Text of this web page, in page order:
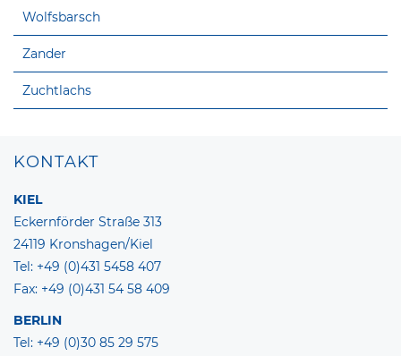
Wolfsbarsch
Zander
Zuchtlachs
KONTAKT
KIEL
Eckernförder Straße 313
24119 Kronshagen/Kiel
Tel: +49 (0)431 5458 407
Fax: +49 (0)431 54 58 409
BERLIN
Tel: +49 (0)30 85 29 575